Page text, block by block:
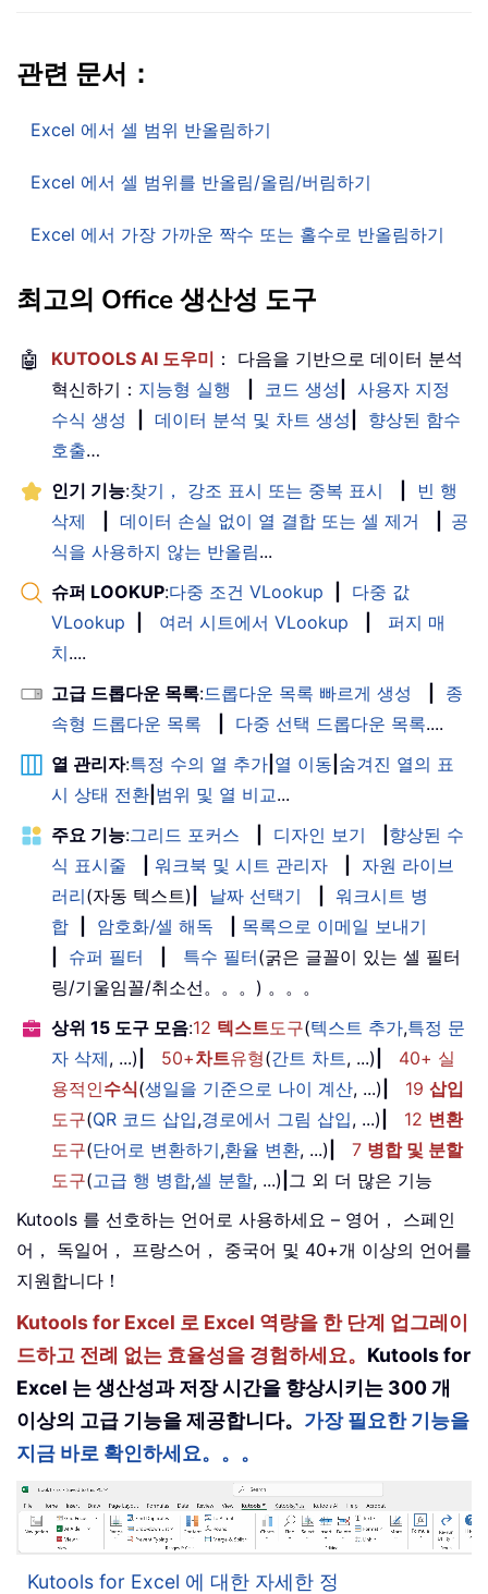
관련 문서：
Excel 에서 셀 범위 반올림하기
Excel 에서 셀 범위를 반올림/올림/버림하기
Excel 에서 가장 가까운 짝수 또는 홀수로 반올림하기
최고의 Office 생산성 도구
🤖 KUTOOLS AI 도우미 ： 다음을 기반으로 데이터 분석
혁신하기： 지능형 실행 코드 생성
사용자 지정
수식 생성
데이터 분석 및 차트 생성
향상된 함수
호출…
인기 기능:찾기， 강조 표시 또는 중복 표시
빈 행
삭제
데이터 손실 없이 열 결합 또는 셀 제거
공
식을 사용하지 않는 반올림...
슈퍼 LOOKUP:다중 조건 VLookup
다중 값
VLookup
여러 시트에서 VLookup
퍼지 매
치....
고급 드롭다운 목록:드롭다운 목록 빠르게 생성
종
속형 드롭다운 목록
다중 선택 드롭다운 목록....
열 관리자:특정 수의 열 추가 열 이동 숨겨진 열의 표
시 상태 전환 범위 및 열 비교...
주요 기능:그리드 포커스 디자인 보기
향상된 수
식 표시줄
워크북 및 시트 관리자
자원 라이브
러리(자동 텍스트) 날짜 선택기
워크시트 병
합
암호화/셀 해독
목록으로 이메일 보내기
슈퍼 필터 특수 필터(굵은 글꼴이 있는 셀 필터
링/기울임꼴/취소선。。。) 。。。
상위 15 도구 모음:12 텍스트도구(텍스트 추가,특정 문
자 삭제, ...) 50+차트유형(간트 차트, ...)
40+ 실
용적인수식(생일을 기준으로 나이 계산, ...) 19 삽입
도구(QR 코드 삽입,경로에서 그림 삽입, ...) 12 변환
도구(단어로 변환하기,환율 변환, ...) 7 병합 및 분할
도구(고급 행 병합,셀 분할, ...) 그 외 더 많은 기능
Kutools 를 선호하는 언어로 사용하세요 – 영어， 스페인
어， 독일어， 프랑스어， 중국어 및 40+개 이상의 언어를
지원합니다！
Kutools for Excel 로 Excel 역량을 한 단계 업그레이
드하고 전례 없는 효율성을 경험하세요。 Kutools for
Excel 는 생산성과 저장 시간을 향상시키는 300 개
이상의 고급 기능을 제공합니다。 가장 필요한 기능을
지금 바로 확인하세요。。。
Kutools for Excel 에 대한 자세한 정